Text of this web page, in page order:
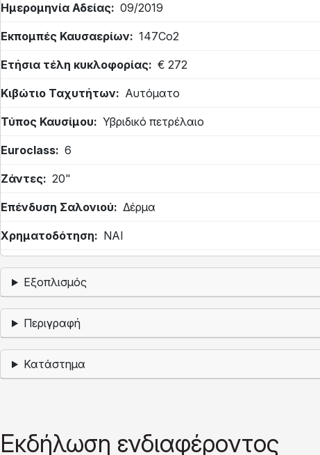
Ημερομηνία Αδείας 09/2019
Εκπομπές Καυσαερίων 147Co2
Ετήσια τέλη κυκλοφορίας € 272
Κιβώτιο Ταχυτήτων Αυτόματο
Τύπος Καυσίμου Υβριδικό πετρέλαιο
Euroclass 6
Ζάντες 20"
Επένδυση Σαλονιού Δέρμα
Χρηματοδότηση ΝΑΙ
Εξοπλισμός
Περιγραφή
Κατάστημα
Εκδήλωση ενδιαφέροντος